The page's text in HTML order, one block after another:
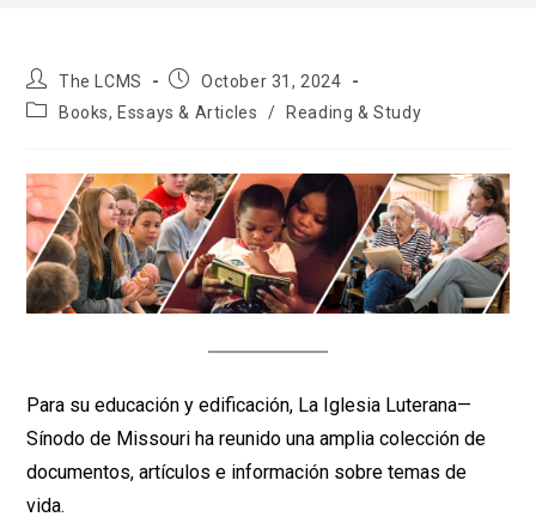
Post
author:
The LCMS
PostOctober 31, 2024
PostBooks, Essays & Articles / Reading & Study
Para su educación y edificación, La Iglesia Luterana—
Sínodo de Missouri ha reunido una amplia colección de
documentos, artículos e información sobre temas de
vida.